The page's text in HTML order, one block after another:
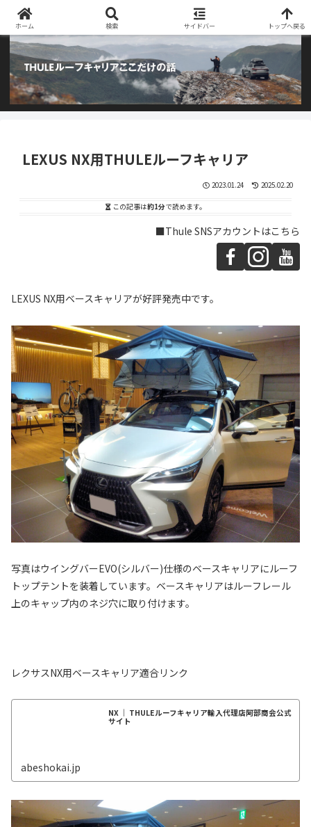
阿部商会取り扱いのTHULEルーフキャリアとアウトドア用品のブログです
LEXUS NX用THULEルーフキャリア
2023.01.24 2025.02.20
この記事は約1分で読めます。
■Thule SNSアカウントはこちら
LEXUS NX用ベースキャリアが好評発売中です。
写真はウイングバーEVO(シルバー)仕様のベースキャリアにルーフ
トップテントを装着しています。ベースキャリアはルーフレール
上のキャップ内のネジ穴に取り付けます。
レクサスNX用ベースキャリア適合リンク
NX ｜ THULEルーフキャリア輸入代理店阿部商会公式
サイト
abeshokai.jp
ホーム 検索 サイドバー トップへ戻る